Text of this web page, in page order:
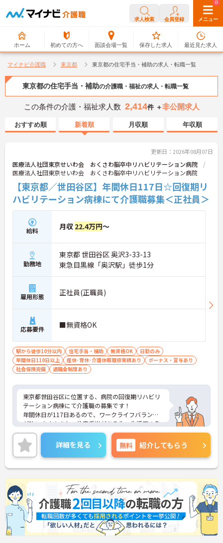
求人検索 会員登録 メニュー
ホーム 初めての方へ 面談会場一覧
0
保存した求人
0
最近見た求人
マイナビ介護職 東京都 東京都の住宅手当・補助の求人・転職一覧
東京都の住宅手当・補助の介護職・福祉の求人・転職一覧
この条件の介護・福祉求人数 2,414件 ＋非公開求人
おすすめ順 新着順 月収順 年収順
更新日：2026年08月07日
医療法人社団東京せいわ会 おくさわ脳卒中リハビリテーション病院
医療法人社団東京せいわ会 おくさわ脳卒中リハビリテーション病院
【東京都／世田谷区】年間休日117日☆回復期リ
ハビリテーション病棟にて介護職募集＜正社員＞
給料 月収 22.4万円～
勤務地
東京都 世田谷区 奥沢3-33-13
東急目黒線「奥沢駅」徒歩1分
雇用形態 正社員(正職員)
応募要件 ■無資格OK
駅から徒歩10分以内 住宅手当・補助 無資格OK
日勤のみ
年間休日110日以上
産休･育休･介護休暇取得実績あり
ボーナス・賞与あり
社会保険完備
退職金制度あり
東京都世田谷区に位置する、病院の回復期リハビリ
テーション病棟にて介護職の募集です！
年間休日が117日あるので、ワークライフバランス
が叶います☆また、住宅手当がある為、生活面の負
担を軽減し、安心して長く勤務していただけます♪
さらに、駅から徒歩1分の好立地なので通勤らくら
くです◎ご興味のある方には、面接対策ポイントな
ど、さらに詳細をお話しいたしますのでお気軽にご
相談ください！
詳細を見る 無料 紹介してもらう